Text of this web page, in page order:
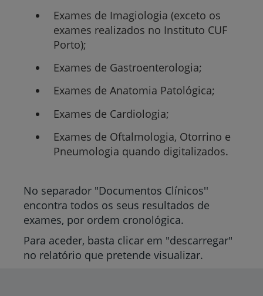
Exames de Imagiologia (exceto os
exames realizados no Instituto CUF
Porto);
Exames de Gastroenterologia;
Exames de Anatomia Patológica;
Exames de Cardiologia;
Exames de Oftalmologia, Otorrino e
Pneumologia quando digitalizados.
No separador "Documentos Clínicos''
encontra todos os seus resultados de
exames, por ordem cronológica.
Para aceder, basta clicar em "descarregar"
no relatório que pretende visualizar.